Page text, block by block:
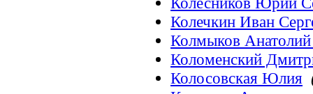
Колечкин Иван
Колмыков
Коломенский
Колосовская Юлия